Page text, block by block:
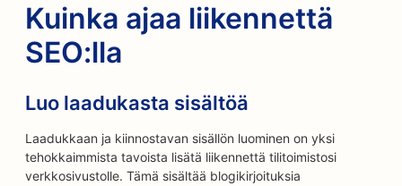
Kuinka ajaa liikennettä
SEO:lla
Luo laadukasta sisältöä
Laadukkaan ja kiinnostavan sisällön luominen on yksi
tehokkaimmista tavoista lisätä liikennettä tilitoimistosi
verkkosivustolle. Tämä sisältää blogikirjoituksia